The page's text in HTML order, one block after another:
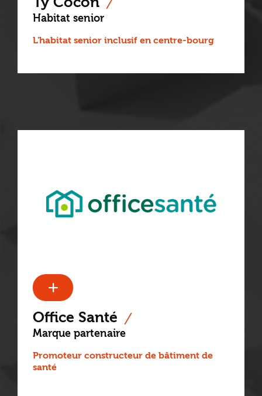
Habitat senior
L'habitat senior inclusif en centre-bourg
Office Santé
Marque partenaire
Promoteur constructeur de bâtiment de
santé